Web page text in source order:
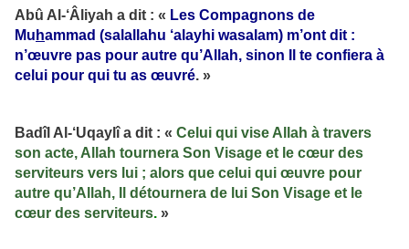
Abû Al-‘Âliyah a dit : « Les Compagnons de
Mu hammad (salallahu ‘alayhi wasalam) m’ont dit :
n’œuvre pas pour autre qu’Allah, sinon Il te confiera à
celui pour qui tu as œuvré. »
Badîl Al-‘Uqaylî a dit : « Celui qui vise Allah à travers
son acte, Allah tournera Son Visage et le cœur des
serviteurs vers lui ; alors que celui qui œuvre pour
autre qu’Allah, Il détournera de lui Son Visage et le
cœur des serviteurs. »